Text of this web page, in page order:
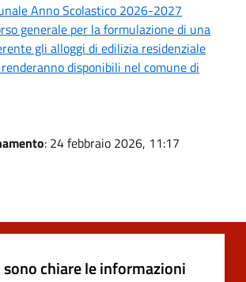
Anno Scolastico 2026-2027
generale per la formulazione di una
gli alloggi di edilizia residenziale
disponibili nel comune di
: 24 febbraio 2026, 11:17
sono chiare le informazioni